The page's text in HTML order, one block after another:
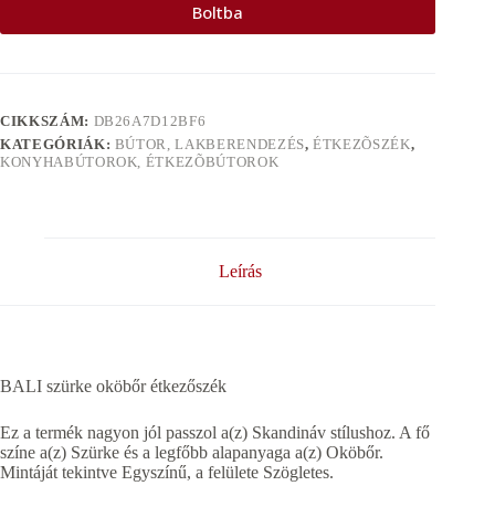
Boltba
CIKKSZÁM: DB26A7D12BF6
KATEGÓRIÁK: BÚTOR, LAKBERENDEZÉS,ÉTKEZÕSZÉK,
KONYHABÚTOROK, ÉTKEZÕBÚTOROK
Leírás
BALI szürke oköbőr étkezőszék
Ez a termék nagyon jól passzol a(z) Skandináv stílushoz. A fő
színe a(z) Szürke és a legfőbb alapanyaga a(z) Oköbőr.
Mintáját tekintve Egyszínű, a felülete Szögletes.